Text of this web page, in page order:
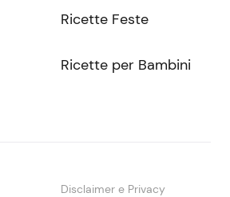
Ricette Feste
Ricette per Bambini
Disclaimer e Privacy